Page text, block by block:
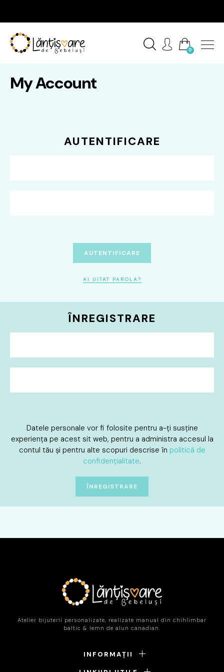
0
My Account
AUTENTIFICARE
AUTENTIFICARE
AI UITAT PAROLA?
ÎNREGISTRARE
Datele personale vor fi folosite pentru a-ți susține
experiența pe acest sit web, pentru a administra accesul la
contul tău și pentru alte scopuri descrise în politică de
confidențialitate.
ÎNREGISTRARE
Atelier bijuterii personalizate, realizate manual din chihlimbar
baltic & lemn de alun canadian.
INFORMAȚII